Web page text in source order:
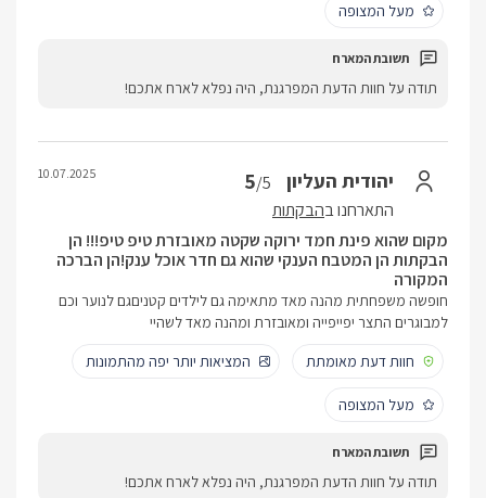
מעל המצופה
תודה על חוות הדעת המפרגנת, היה נפלא לארח אתכם!
יהודית העליון 5/5
התארחנו בהבקתות
10.07.2025
מקום שהוא פינת חמד ירוקה שקטה מאובזרת טיפ טיפ!!! הן
הבקתות הן המטבח הענקי שהוא גם חדר אוכל ענק!הן הברכה
המקורה
חופשה משפחתית מהנה מאד מתאימה גם לילדים קטניםגם לנוער וכם
למבוגרים התצר יפייפייה ומאובזרת ומהנה מאד לשהיי
חוות דעת מאומתת
המציאות יותר יפה מהתמונות
מעל המצופה
תודה על חוות הדעת המפרגנת, היה נפלא לארח אתכם!